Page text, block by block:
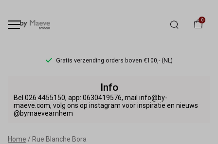
0
Gratis verzending orders boven €100,- (NL)
Blanche
Bora
Info
Bel 026 4455150, app: 0630419576, mail info@by-
maeve.com, volg ons op instagram voor inspiratie en nieuws
@bymaevearnhem
Home Rue Blanche Bora